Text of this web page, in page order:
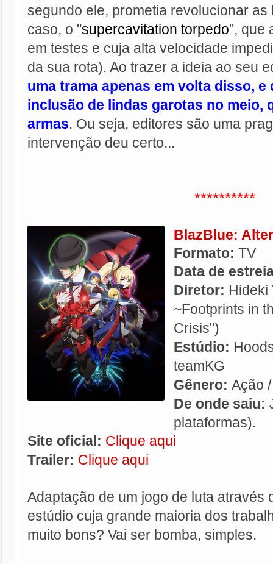
segundo ele, prometia revolucionar
caso, o "supercavitation torpedo", que
em testes e cuja alta velocidade
da sua rota). Ao trazer a ideia ao seu
uma trama apenas em volta disso,
inclusão de lindas garotas no meio,
armas. Ou seja, editores são uma
intervenção deu certo...
**********
BlazBlue:
Formato: TV
Data de
Diretor: Hideki
~Footprints in
Crisis")
Estúdio:
teamKG
Gênero: Ação
De onde saiu:
plataformas).
Site oficial: Clique aqui
Trailer: Clique aqui
Adaptação de um jogo de luta através
estúdio cuja grande maioria dos
muito bons? Vai ser bomba, simples.